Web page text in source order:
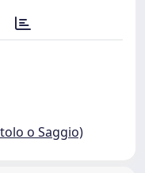
o Saggio)